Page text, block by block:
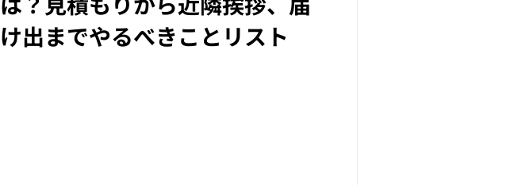
け出までやるべきことリスト